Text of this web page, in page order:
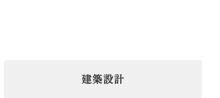
建築設計